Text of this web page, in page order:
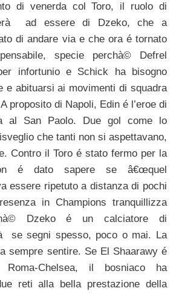
di venerda col Toro, il ruolo di
ad essere di Dzeko, che a
di andare via e che ora é tornato
specie perchà© Defrel
infortunio e Schick ha bisogno
e abituarsi ai movimenti di squadra
proposito di Napoli, Edin é l’eroe di
al San Paolo. Due gol come lo
che tanti non si aspettavano,
Contro il Toro é stato fermo per la
é dato sapere se â€œquel
essere ripetuto a distanza di pochi
in Champions tranquillizza
Dzeko é un calciatore di
se segni spesso, poco o mai. La
sempre sentire. Se El Shaarawy é
Chelsea, il bosniaco ha
reti alla bella prestazione della